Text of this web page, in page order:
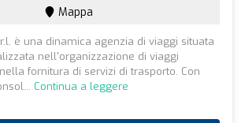
Mappa
è una dinamica agenzia di viaggi situata
nell'organizzazione di viaggi
fornitura di servizi di trasporto. Con
Continua a leggere